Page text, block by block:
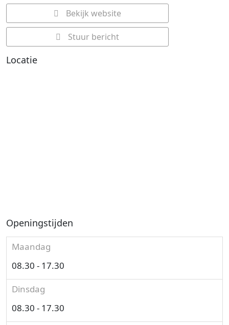
Bekijk website
Stuur bericht
Locatie
Openingstijden
Maandag
08.30 - 17.30
Dinsdag
08.30 - 17.30